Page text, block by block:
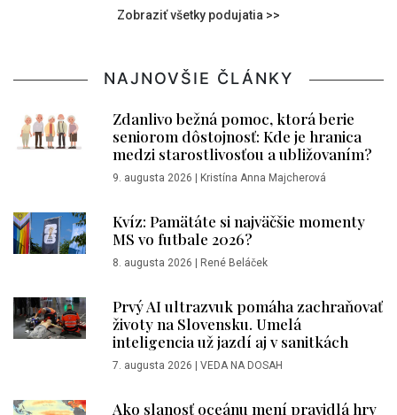
Zobraziť všetky podujatia >>
NAJNOVŠIE ČLÁNKY
Zdanlivo bežná pomoc, ktorá berie
seniorom dôstojnosť: Kde je hranica
medzi starostlivosťou a ubližovaním?
9. augusta 2026 Kristína Anna Majcherová
Kvíz: Pamätáte si najväčšie momenty
MS vo futbale 2026?
8. augusta 2026 René Beláček
Prvý AI ultrazvuk pomáha zachraňovať
životy na Slovensku. Umelá
inteligencia už jazdí aj v sanitkách
7. augusta 2026 VEDA NA DOSAH
Ako slanosť oceánu mení pravidlá hry